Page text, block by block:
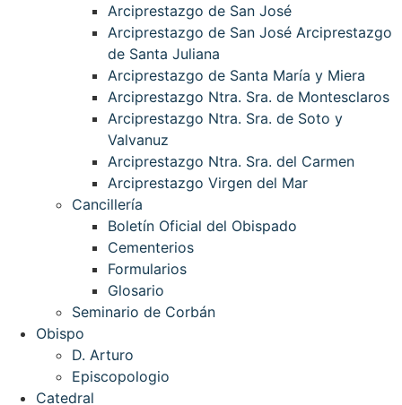
Arciprestazgo de San José
Arciprestazgo de San José Arciprestazgo
de Santa Juliana
Arciprestazgo de Santa María y Miera
Arciprestazgo Ntra. Sra. de Montesclaros
Arciprestazgo Ntra. Sra. de Soto y
Valvanuz
Arciprestazgo Ntra. Sra. del Carmen
Arciprestazgo Virgen del Mar
Cancillería
Boletín Oficial del Obispado
Cementerios
Formularios
Glosario
Seminario de Corbán
Obispo
D. Arturo
Episcopologio
Catedral